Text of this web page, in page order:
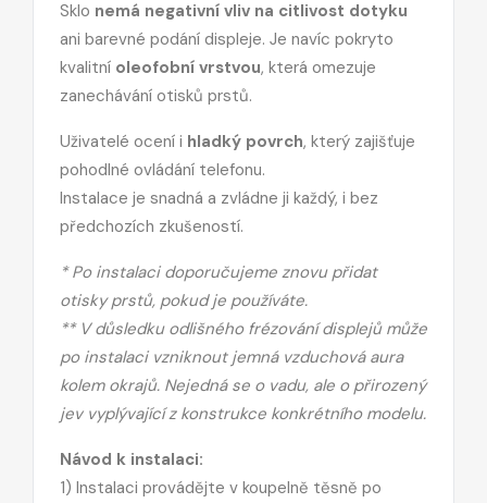
Sklo nemá negativní vliv na citlivost dotyku
ani barevné podání displeje. Je navíc pokryto
kvalitní oleofobní vrstvou, která omezuje
zanechávání otisků prstů.
Uživatelé ocení i hladký povrch, který zajišťuje
pohodlné ovládání telefonu.
Instalace je snadná a zvládne ji každý, i bez
předchozích zkušeností.
* Po instalaci doporučujeme znovu přidat
otisky prstů, pokud je používáte.
** V důsledku odlišného frézování displejů může
po instalaci vzniknout jemná vzduchová aura
kolem okrajů. Nejedná se o vadu, ale o přirozený
jev vyplývající z konstrukce konkrétního modelu.
Návod k instalaci:
1) Instalaci provádějte v koupelně těsně po